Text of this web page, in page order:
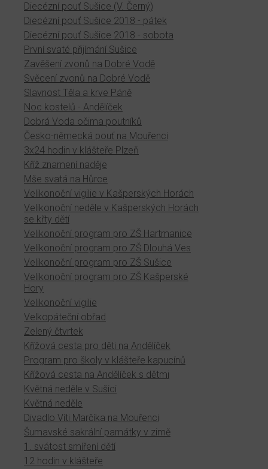
Diecézní pouť Sušice (V. Černý)
Diecézní pouť Sušice 2018 - pátek
Diecézní pouť Sušice 2018 - sobota
První svaté přijímání Sušice
Zavěšení zvonů na Dobré Vodě
Svěcení zvonů na Dobré Vodě
Slavnost Těla a krve Páně
Noc kostelů - Andělíček
Dobrá Voda očima poutníků
Česko-německá pouť na Mouřenci
3x24 hodin v klášteře Plzeň
Kříž znamení naděje
Mše svatá na Hůrce
Velikonoční vigilie v Kašperských Horách
Velikonoční neděle v Kašperských Horách
se křty dětí
Velikonoční program pro ZŠ Hartmanice
Velikonoční program pro ZŠ Dlouhá Ves
Velikonoční program pro ZŠ Sušice
Velikonoční program pro ZŠ Kašperské
Hory
Velikonoční vigilie
Velkopáteční obřad
Zelený čtvrtek
Křížová cesta pro děti na Andělíček
Program pro školy v klášteře kapucínů
Křížová cesta na Andělíček s dětmi
Květná neděle v Sušici
Květná neděle
Divadlo Víti Marčíka na Mouřenci
Šumavské sakrální památky v zimě
1. svátost smíření dětí
12 hodin v klášteře